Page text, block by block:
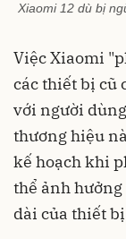
Xiaomi 12 dù bị
Việc Xiaomi
các thiết bị cũ
với người
thương hiệu
kế hoạch khi
thể ảnh
dài của thiết